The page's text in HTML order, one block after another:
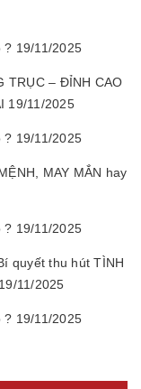
19/11/2025
TRỤC – ĐỈNH CAO
19/11/2025
19/11/2025
MAY MẮN hay
19/11/2025
quyết thu hút TÌNH
11/2025
19/11/2025